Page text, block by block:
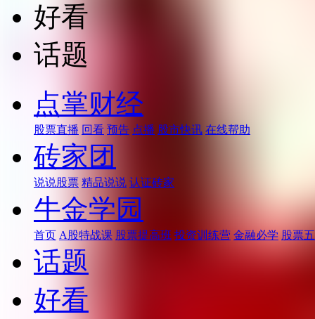
好看
话题
点掌财经
股票直播 回看 预告 点播 股市快讯 在线帮助
砖家团
说说股票 精品说说 认证砖家
牛金学园
首页 A股特战课 股票提高班 投资训练营 金融必学 股票
话题
好看